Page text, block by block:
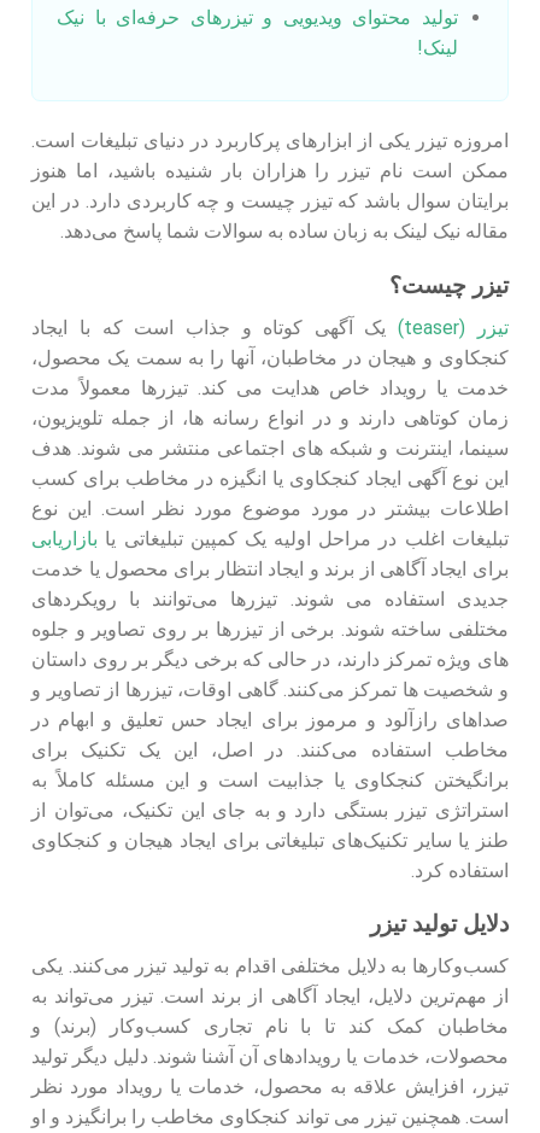
تولید محتوای ویدیویی و تیزرهای حرفه‌ای با نیک
لینک!
امروزه تیزر یکی از ابزارهای پرکاربرد در دنیای تبلیغات است.
ممکن است نام تیزر را هزاران بار شنیده باشید، اما هنوز
برایتان سوال باشد که تیزر چیست و چه کاربردی دارد. در این
مقاله نیک لینک به زبان ساده به سوالات شما پاسخ می‌دهد.
تیزر چیست؟
تیزر (teaser)
یک آگهی کوتاه و جذاب است که با ایجاد
کنجکاوی و هیجان در مخاطبان، آنها را به سمت یک محصول،
خدمت یا رویداد خاص هدایت می کند. تیزرها معمولاً مدت
زمان کوتاهی دارند و در انواع رسانه ها، از جمله تلویزیون،
سینما، اینترنت و شبکه های اجتماعی منتشر می شوند. هدف
این نوع آگهی ایجاد کنجکاوی یا انگیزه در مخاطب برای کسب
اطلاعات بیشتر در مورد موضوع مورد نظر است. این نوع
تبلیغات اغلب در مراحل اولیه یک کمپین تبلیغاتی یا بازاریابی
برای ایجاد آگاهی از برند و ایجاد انتظار برای محصول یا خدمت
جدیدی استفاده می شوند. تیزرها می‌توانند با رویکردهای
مختلفی ساخته شوند. برخی از تیزرها بر روی تصاویر و جلوه‌
های ویژه تمرکز دارند، در حالی که برخی دیگر بر روی داستان
و شخصیت‌ ها تمرکز می‌کنند. گاهی اوقات، تیزرها از تصاویر و
صداهای رازآلود و مرموز برای ایجاد حس تعلیق و ابهام در
مخاطب استفاده می‌کنند. در اصل، این یک تکنیک برای
برانگیختن کنجکاوی یا جذابیت است و این مسئله کاملاً به
استراتژی تیزر بستگی دارد و به جای این تکنیک، می‌توان از
طنز یا سایر تکنیک‌های تبلیغاتی برای ایجاد هیجان و کنجکاوی
استفاده کرد.
دلایل تولید تیزر
کسب‌وکارها به دلایل مختلفی اقدام به تولید تیزر می‌کنند. یکی
از مهم‌ترین دلایل، ایجاد آگاهی از برند است. تیزر می‌تواند به
مخاطبان کمک کند تا با نام تجاری کسب‌وکار (برند) و
محصولات، خدمات یا رویدادهای آن آشنا شوند. دلیل دیگر تولید
تیزر، افزایش علاقه به محصول، خدمات یا رویداد مورد نظر
است. همچنین تیزر می‌ تواند کنجکاوی مخاطب را برانگیزد و او